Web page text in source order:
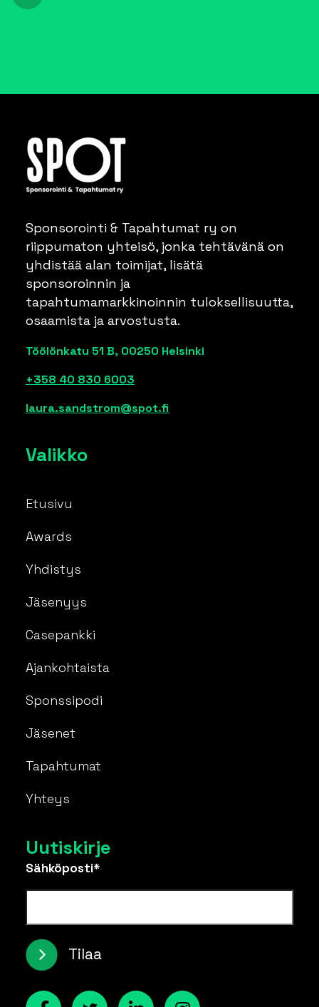
Sponsorointi & Tapahtumat ry on
riippumaton yhteisö, jonka tehtävänä on
yhdistää alan toimijat, lisätä
sponsoroinnin ja
tapahtumamarkkinoinnin tuloksellisuutta,
osaamista ja arvostusta.
Töölönkatu 51 B, 00250 Helsinki
+358 40 830 6003
laura.sandstrom@spot.fi
Valikko
Etusivu
Awards
Yhdistys
Jäsenyys
Casepankki
Ajankohtaista
Sponssipodi
Jäsenet
Tapahtumat
Yhteys
Uutiskirje
Sähköposti*
Tilaa